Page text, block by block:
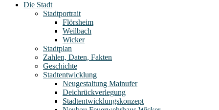
Die Stadt
Stadtportrait
Flörsheim
Weilbach
Wicker
Stadtplan
Zahlen, Daten, Fakten
Geschichte
Stadtentwicklung
Neugestaltung Mainufer
Deichrückverlegung
Stadtentwicklungskonzept